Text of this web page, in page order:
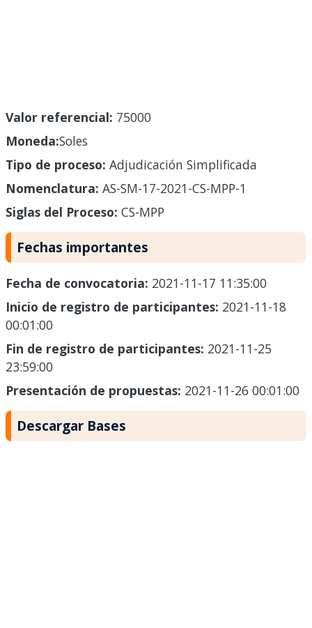
Valor referencial: 75000
Moneda:Soles
Tipo de proceso: Adjudicación Simplificada
Nomenclatura: AS-SM-17-2021-CS-MPP-1
Siglas del Proceso: CS-MPP
Fechas importantes
Fecha de convocatoria: 2021-11-17 11:35:00
Inicio de registro de participantes: 2021-11-18
00:01:00
Fin de registro de participantes: 2021-11-25
23:59:00
Presentación de propuestas: 2021-11-26 00:01:00
Descargar Bases